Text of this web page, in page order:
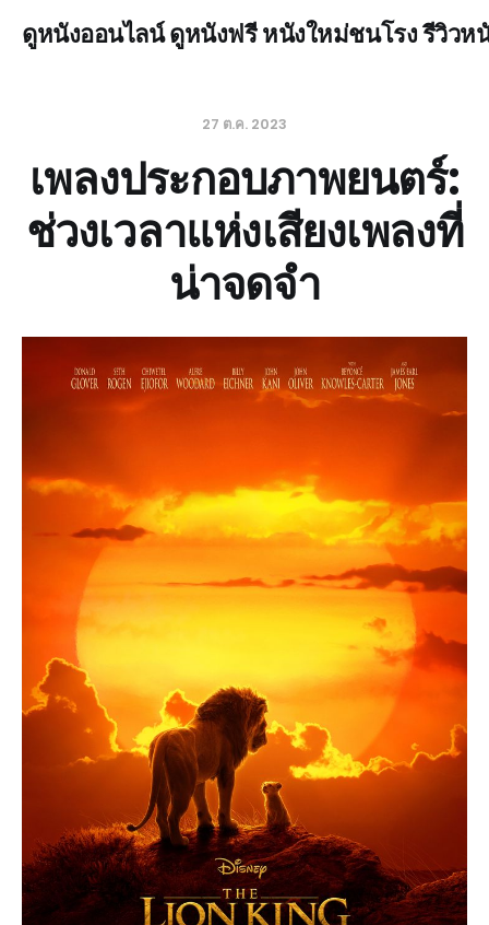
ดูหนังออนไลน์ ดูหนังฟรี หนังใหม่ชนโรง รีวิวห
27 ต.ค. 2023
เพลงประกอบภาพยนตร์:
ช่วงเวลาแห่งเสียงเพลงที่
น่าจดจำ